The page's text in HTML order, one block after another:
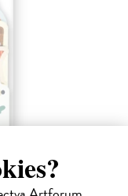
stránkami